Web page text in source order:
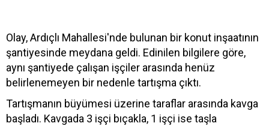
Olay, Ardıçlı Mahallesi'nde bulunan bir konut inşaatının
şantiyesinde meydana geldi. Edinilen bilgilere göre,
aynı şantiyede çalışan işçiler arasında henüz
belirlenemeyen bir nedenle tartışma çıktı.
Tartışmanın büyümesi üzerine taraflar arasında kavga
başladı. Kavgada 3 işçi bıçakla, 1 işçi ise taşla